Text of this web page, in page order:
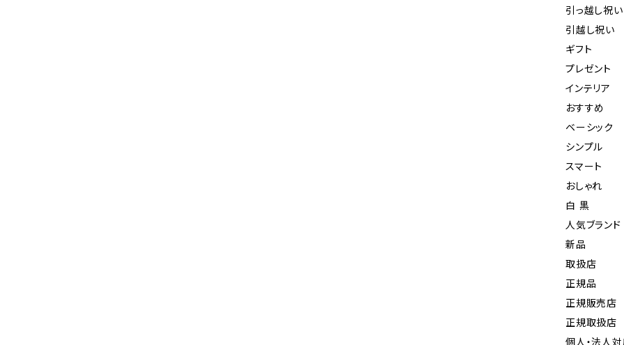
引っ越し祝い
引越し祝い
ギフト
プレゼント
インテリア
おすすめ
ベーシック
シンプル
スマート
おしゃれ
白 黒
人気ブランド
新品
取扱店
正規品
正規販売店
正規取扱店
個人・法人